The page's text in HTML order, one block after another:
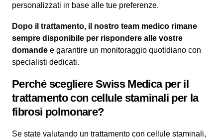
personalizzati in base alle tue preferenze.
Dopo il trattamento, il nostro team medico rimane
sempre disponibile per rispondere alle vostre
domande e garantire un monitoraggio quotidiano con
specialisti dedicati.
Perché scegliere Swiss Medica per il
trattamento con cellule staminali per la
fibrosi polmonare?
Se state valutando un trattamento con cellule staminali,